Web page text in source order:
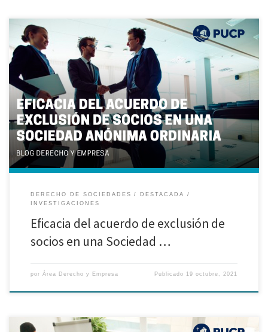
Investigación realizada por Lucero Calderón Minaya, Mariela Ccencho
Condori, Karen Montalvo Pacheco, alumnos de la Maestría en Derecho de la
Empresa I. PRESENTACIÓN DEL CASO PRÁCTICO. – En el presente trabajo
abordamos el análisis de la eficacia del acuerdo de exclusión de socios a
través de un caso ocurrido en la EMPRESA PRODUCTIVA […]
DERECHO DE SOCIEDADES
DESTACADA
INVESTIGACIONES
Eficacia del acuerdo de exclusión de
socios en una Sociedad …
por Área Derecho y Empresa Publicado 19 octubre, 2021